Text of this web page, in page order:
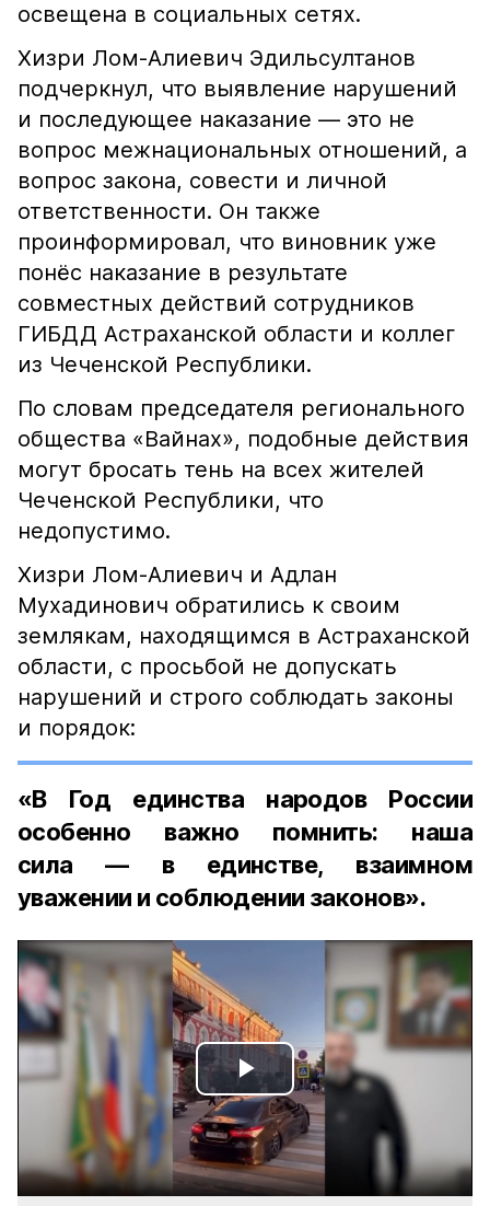
освещена в социальных сетях.
Хизри Лом-Алиевич Эдильсултанов
подчеркнул, что выявление нарушений
и последующее наказание — это не
вопрос межнациональных отношений, а
вопрос закона, совести и личной
ответственности. Он также
проинформировал, что виновник уже
понёс наказание в результате
совместных действий сотрудников
ГИБДД Астраханской области и коллег
из Чеченской Республики.
По словам председателя регионального
общества «Вайнах», подобные действия
могут бросать тень на всех жителей
Чеченской Республики, что
недопустимо.
Хизри Лом-Алиевич и Адлан
Мухадинович обратились к своим
землякам, находящимся в Астраханской
области, с просьбой не допускать
нарушений и строго соблюдать законы
и порядок:
«В Год единства народов России
особенно важно помнить: наша
сила — в единстве, взаимном
уважении и соблюдении законов».
Play
Video